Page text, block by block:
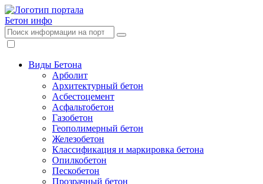
Бетон инфо
Виды Бетона
Арболит
Архитектурный бетон
Асбестоцемент
Асфальтобетон
Газобетон
Геополимерный бетон
Железобетон
Классификация и маркировка бетона
Опилкобетон
Пескобетон
Прозрачный бетон